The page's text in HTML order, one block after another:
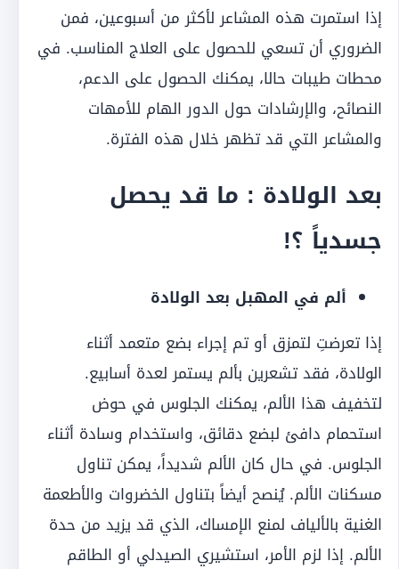
إذا استمرت هذه المشاعر لأكثر من أسبوعين، فمن
الضروري أن تسعي للحصول على العلاج المناسب. في
محطات طيبات حالا، يمكنك الحصول على الدعم،
النصائح، والإرشادات حول الدور الهام للأمهات
والمشاعر التي قد تظهر خلال هذه الفترة.
بعد الولادة : ما قد يحصل
جسدياً ؟!
ألم في المهبل بعد الولادة
إذا تعرضتِ لتمزق أو تم إجراء بضع متعمد أثناء
الولادة، فقد تشعرين بألم يستمر لعدة أسابيع.
لتخفيف هذا الألم، يمكنك الجلوس في حوض
استحمام دافئ لبضع دقائق، واستخدام وسادة أثناء
الجلوس. في حال كان الألم شديداً، يمكن تناول
مسكنات الألم. يُنصح أيضاً بتناول الخضروات والأطعمة
الغنية بالألياف لمنع الإمساك، الذي قد يزيد من حدة
الألم. إذا لزم الأمر، استشيري الصيدلي أو الطاقم